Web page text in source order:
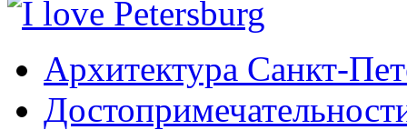
Архитектура Санкт-